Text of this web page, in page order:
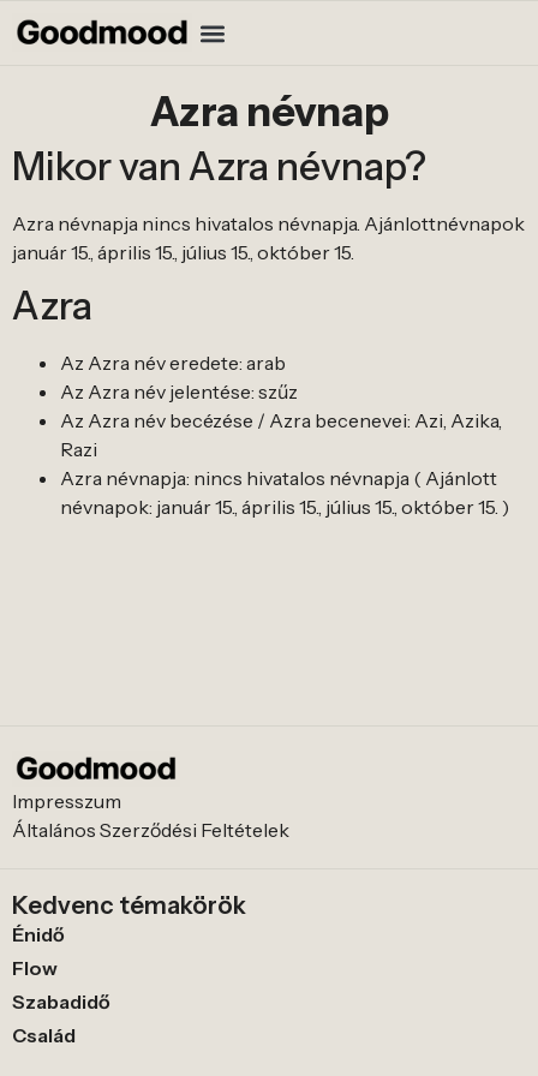
Azra névnap
Mikor van Azra névnap?
Azra névnapja nincs hivatalos névnapja. Ajánlottnévnapok
január 15., április 15., július 15., október 15.
Azra
Az Azra név eredete: arab
Az Azra név jelentése: szűz
Az Azra név becézése / Azra becenevei: Azi, Azika,
Razi
Azra névnapja: nincs hivatalos névnapja ( Ajánlott
névnapok: január 15., április 15., július 15., október 15. )
Impresszum
Általános Szerződési Feltételek
Kedvenc témakörök
Énidő
Flow
Szabadidő
Család